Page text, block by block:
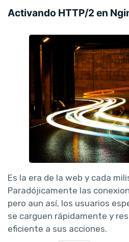
Activando HTTP/2 en
Es la era de la web y cada
Paradójicamente las
pero aun así, los usuarios
se carguen rápidamente y
eficiente a sus acciones.